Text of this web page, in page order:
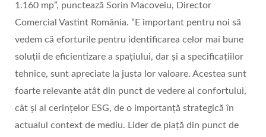
1.160 mp”, punctează Sorin Macoveiu, Director
Comercial Vastint România. ”E important pentru noi să
vedem că eforturile pentru identificarea celor mai bune
soluții de eficientizare a spațiului, dar și a specificațiilor
tehnice, sunt apreciate la justa lor valoare. Acestea sunt
foarte relevante atât din punct de vedere al confortului,
cât și al cerințelor ESG, de o importanță strategică în
actualul context de mediu. Lider de piață din punct de